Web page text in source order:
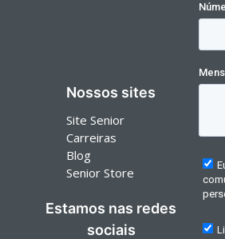
Nossos sites
Site Senior
Carreiras
Blog
Senior Store
Estamos nas redes
sociais